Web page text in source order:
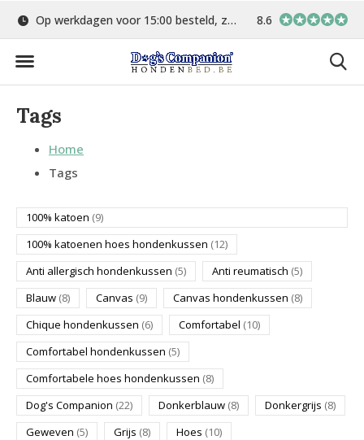
Op werkdagen voor 15:00 besteld, zelfde dag verstuurd Gratis verzending
8.6
Tags
Home
Tags
100% katoen (9)
100% katoenen hoes hondenkussen (12)
Anti allergisch hondenkussen (5) Anti reumatisch (5)
Blauw (8) Canvas (9) Canvas hondenkussen (8)
Chique hondenkussen (6) Comfortabel (10)
Comfortabel hondenkussen (5)
Comfortabele hoes hondenkussen (8)
Dog's Companion (22) Donkerblauw (8) Donkergrijs (8)
Geweven (5) Grijs (8) Hoes (10)